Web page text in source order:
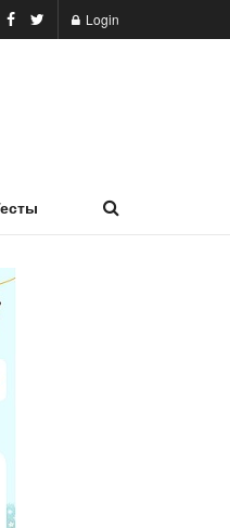
Login